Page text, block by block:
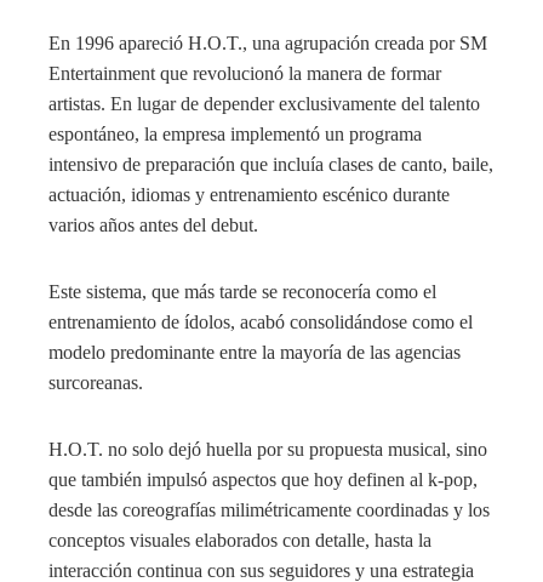
En 1996 apareció H.O.T., una agrupación creada por SM
Entertainment que revolucionó la manera de formar
artistas. En lugar de depender exclusivamente del talento
espontáneo, la empresa implementó un programa
intensivo de preparación que incluía clases de canto, baile,
actuación, idiomas y entrenamiento escénico durante
varios años antes del debut.
Este sistema, que más tarde se reconocería como el
entrenamiento de ídolos, acabó consolidándose como el
modelo predominante entre la mayoría de las agencias
surcoreanas.
H.O.T. no solo dejó huella por su propuesta musical, sino
que también impulsó aspectos que hoy definen al k-pop,
desde las coreografías milimétricamente coordinadas y los
conceptos visuales elaborados con detalle, hasta la
interacción continua con sus seguidores y una estrategia